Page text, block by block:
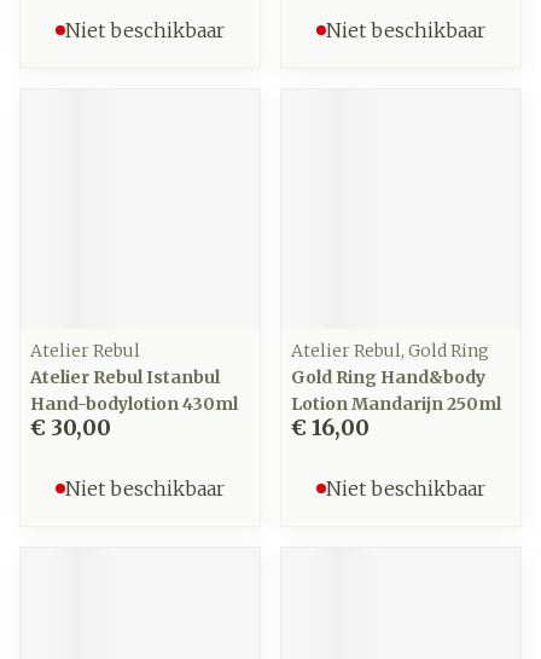
Niet beschikbaar Niet beschikbaar
Atelier Rebul
Atelier Rebul Istanbul
Hand-bodylotion 430ml
€ 30,00
Niet beschikbaar
Atelier Rebul, Gold Ring
Gold Ring Hand&body
Lotion Mandarijn 250ml
€ 16,00
Niet beschikbaar